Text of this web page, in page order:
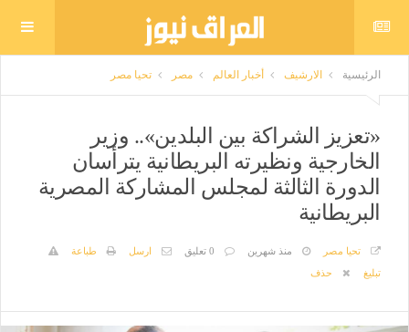
الرئيسية الارشيف أخبار العالم مصر تحيا مصر
«تعزيز الشراكة بين البلدين».. وزير
الخارجية ونظيرته البريطانية يترأسان
الدورة الثالثة لمجلس المشاركة المصرية
البريطانية
تحيا مصر منذ شهرين 0 تعليق ارسل
طباعة
تبليغ
حذف